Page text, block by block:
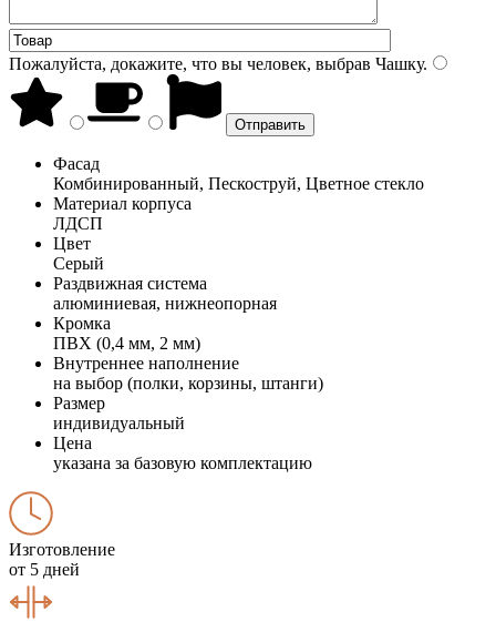
Пожалуйста, докажите, что вы человек, выбрав Чашку.
Фасад
Комбинированный, Пескоструй, Цветное стекло
Материал корпуса
ЛДСП
Цвет
Серый
Раздвижная система
алюминиевая, нижнеопорная
Кромка
ПВХ (0,4 мм, 2 мм)
Внутреннее наполнение
на выбор (полки, корзины, штанги)
Размер
индивидуальный
Цена
указана за базовую комплектацию
Изготовление
от 5 дней